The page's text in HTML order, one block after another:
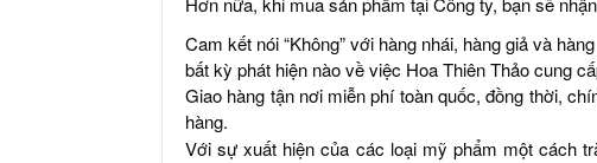
Cam kết nói “Không” với hàng nhái, hàng giả và
bất kỳ phát hiện nào về việc Hoa Thiên Thảo cung
Giao hàng tận nơi miễn phí toàn quốc, đồng thời,
hàng.
Với sự xuất hiện của các loại mỹ phẩm một cách